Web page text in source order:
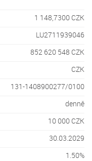
1 148,7300 CZK
LU2711939046
852 620 548 CZK
CZK
131-1408900277/0100
denně
10 000 CZK
30.03.2029
1.50%